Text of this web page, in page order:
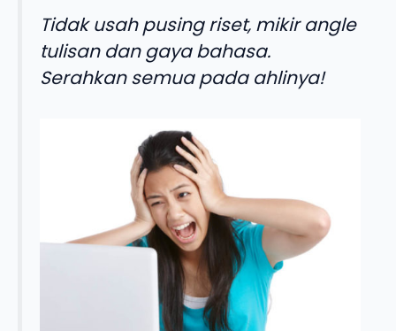
Tidak usah pusing riset, mikir angle
tulisan dan gaya bahasa.
Serahkan semua pada ahlinya!